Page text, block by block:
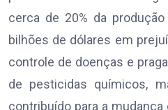
cerca de 20% da
bilhões de dólares em
controle de doenças e
de pesticidas químicos,
contribuído para a